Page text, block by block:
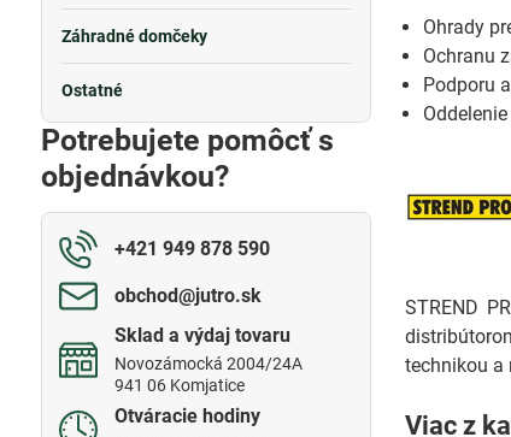
Ohrady
Ochranu
Podporu
STREND
technikou a
Viac z
Záhradné domčeky
Ostatné
Potrebujete pomôcť s
objednávkou?
+421 949 878 590
obchod​@jutro​.sk
Sklad a výdaj tovaru
Novozámocká 2004/24A
941 06 Komjatice
Otváracie hodiny